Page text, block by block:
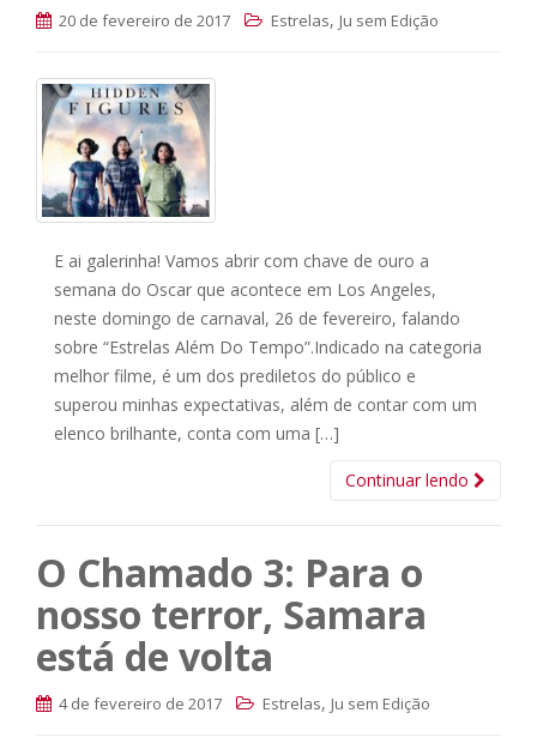
20 de fevereiro de 2017 Estrelas, Ju sem Edição
E ai galerinha! Vamos abrir com chave de ouro a
semana do Oscar que acontece em Los Angeles,
neste domingo de carnaval, 26 de fevereiro, falando
sobre “Estrelas Além Do Tempo”.Indicado na categoria
melhor filme, é um dos prediletos do público e
superou minhas expectativas, além de contar com um
elenco brilhante, conta com uma […]
Continuar lendo
O Chamado 3: Para o
nosso terror, Samara
está de volta
4 de fevereiro de 2017 Estrelas, Ju sem Edição